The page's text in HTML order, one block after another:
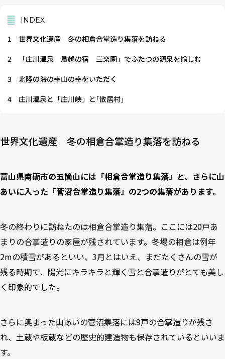
INDEX
1
世界文化遺産 冬の相倉合掌造り集落を訪ねる
2
「庄川温泉 鳥越の宿 三楽園」でふたつの源泉を愉しむ
3
北陸の海の幸山の幸をいただく
4
庄川温泉と「庄川峡」と｢散居村｣
世界文化遺産 冬の相倉合掌造り集落を訪ねる
富山県南砺市の五箇山には「相倉合掌造り集落」と、さらに山
あいに入った「菅沼合掌造り集落」の2つの集落があります。
冬の終わりに訪ねたのは相倉合掌造り集落。ここには20戸あ
まりの合掌造りの家屋が残されています。冬場の相倉は例年
2mの積雪があるといい、3月とはいえ、まだたくさんの雪が
残る時期で、陽光にキラキラと輝く雪と合掌造りがとても美し
く印象的でした。
さらに奥まった山あいの菅沼集落には9戸の合掌造りが残さ
れ、土蔵や板蔵などの歴史的建造物も保存されているといいま
す。